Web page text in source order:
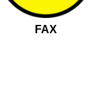
FAX